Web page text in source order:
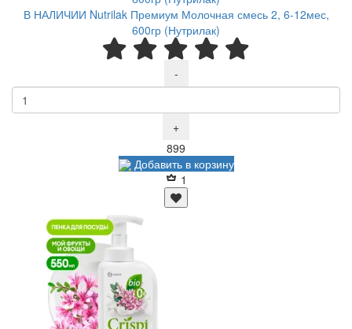
В НАЛИЧИИ Nutrilak Премиум Молочная смесь 2, 6-12мес,
600гр (Нутрилак)
-
+
899
Добавить в корзину
1